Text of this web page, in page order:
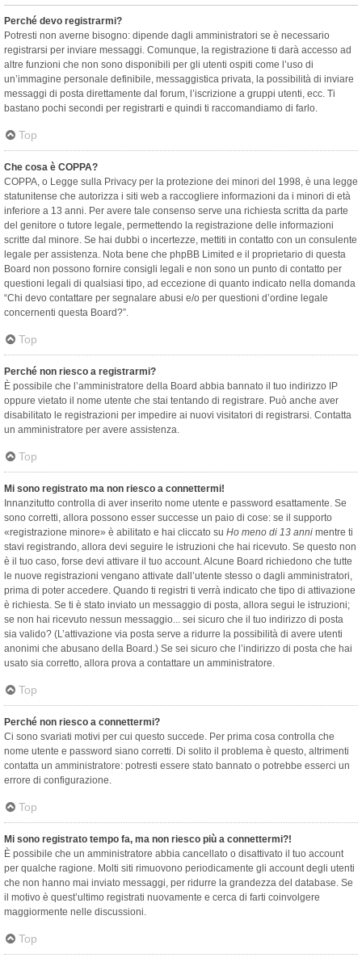
Perché devo registrarmi?
Potresti non averne bisogno: dipende dagli amministratori se è necessario
registrarsi per inviare messaggi. Comunque, la registrazione ti darà accesso ad
altre funzioni che non sono disponibili per gli utenti ospiti come l’uso di
un’immagine personale definibile, messaggistica privata, la possibilità di inviare
messaggi di posta direttamente dal forum, l’iscrizione a gruppi utenti, ecc. Ti
bastano pochi secondi per registrarti e quindi ti raccomandiamo di farlo.
Top
Che cosa è COPPA?
COPPA, o Legge sulla Privacy per la protezione dei minori del 1998, è una legge
statunitense che autorizza i siti web a raccogliere informazioni da i minori di età
inferiore a 13 anni. Per avere tale consenso serve una richiesta scritta da parte
del genitore o tutore legale, permettendo la registrazione delle informazioni
scritte dal minore. Se hai dubbi o incertezze, mettiti in contatto con un consulente
legale per assistenza. Nota bene che phpBB Limited e il proprietario di questa
Board non possono fornire consigli legali e non sono un punto di contatto per
questioni legali di qualsiasi tipo, ad eccezione di quanto indicato nella domanda
“Chi devo contattare per segnalare abusi e/o per questioni d’ordine legale
concernenti questa Board?”.
Top
Perché non riesco a registrarmi?
È possibile che l’amministratore della Board abbia bannato il tuo indirizzo IP
oppure vietato il nome utente che stai tentando di registrare. Può anche aver
disabilitato le registrazioni per impedire ai nuovi visitatori di registrarsi. Contatta
un amministratore per avere assistenza.
Top
Mi sono registrato ma non riesco a connettermi!
Innanzitutto controlla di aver inserito nome utente e password esattamente. Se
sono corretti, allora possono esser successe un paio di cose: se il supporto
«registrazione minore» è abilitato e hai cliccato su Ho meno di 13 anni mentre ti
stavi registrando, allora devi seguire le istruzioni che hai ricevuto. Se questo non
è il tuo caso, forse devi attivare il tuo account. Alcune Board richiedono che tutte
le nuove registrazioni vengano attivate dall’utente stesso o dagli amministratori,
prima di poter accedere. Quando ti registri ti verrà indicato che tipo di attivazione
è richiesta. Se ti è stato inviato un messaggio di posta, allora segui le istruzioni;
se non hai ricevuto nessun messaggio... sei sicuro che il tuo indirizzo di posta
sia valido? (L’attivazione via posta serve a ridurre la possibilità di avere utenti
anonimi che abusano della Board.) Se sei sicuro che l’indirizzo di posta che hai
usato sia corretto, allora prova a contattare un amministratore.
Top
Perché non riesco a connettermi?
Ci sono svariati motivi per cui questo succede. Per prima cosa controlla che
nome utente e password siano corretti. Di solito il problema è questo, altrimenti
contatta un amministratore: potresti essere stato bannato o potrebbe esserci un
errore di configurazione.
Top
Mi sono registrato tempo fa, ma non riesco più a connettermi?!
È possibile che un amministratore abbia cancellato o disattivato il tuo account
per qualche ragione. Molti siti rimuovono periodicamente gli account degli utenti
che non hanno mai inviato messaggi, per ridurre la grandezza del database. Se
il motivo è quest’ultimo registrati nuovamente e cerca di farti coinvolgere
maggiormente nelle discussioni.
Top